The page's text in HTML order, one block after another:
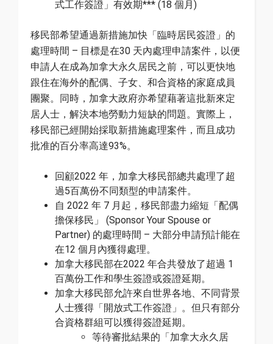
式工作簽證」有效期*** (18 個月)
移民部希望通過新措施加快「臨時居民簽證」的
處理時間 – 目標是在30 天內處理申請案件，以便
申請人在成為加拿大永久居民之前，可以更快地
跟住在海外的配偶、子女、和合資格的家庭成員
團聚。同時，加拿大政府亦希望藉著這批新來定
居人士，解決本地勞動力短缺的問題。實際上，
移民部已經開始採取新措施處理案件，而且成功
批准的百分率高達93%。
回顧2022 年，加拿大移民部總共處理了超
過5百萬份不同類型的申請案件。
自 2022 年 7 月起，移民部盡力縮短「配偶
擔保移民」 (Sponsor Your Spouse or
Partner) 的處理時間 – 大部分申請預計能在
在12 個月內獲得處理。
加拿大移民部在2022 年合共發放了超過 1
百萬份工作和學生簽證或簽證延期。
加拿大移民部允許來自世界各地、不同背景
人士獲得「開放式工作簽證」。但只有部分
合資格群組可以獲得簽證延期。
等待審批結果的「加拿大永久居